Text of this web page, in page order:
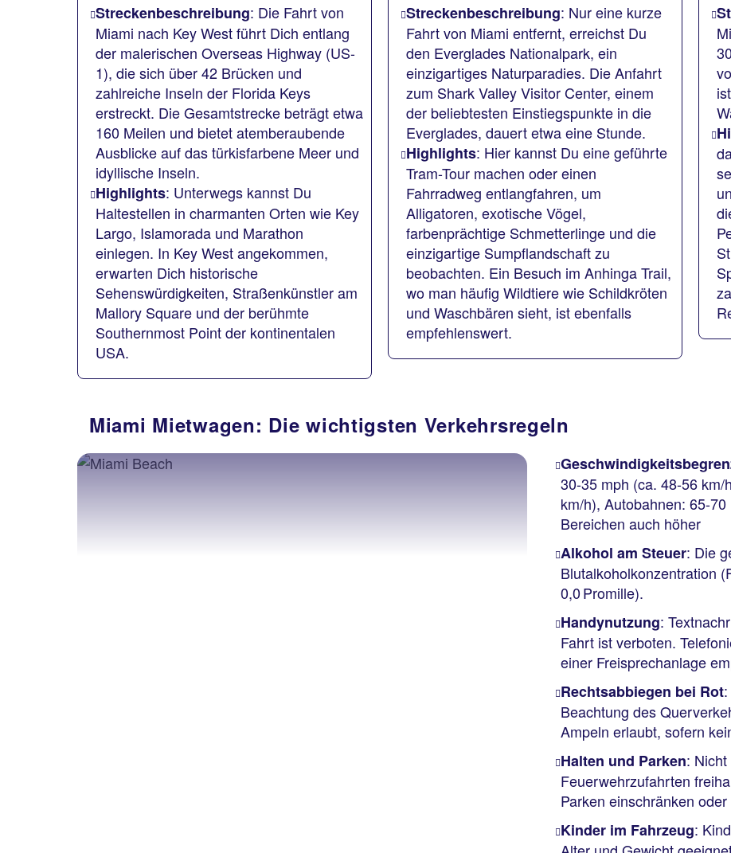
Streckenbeschreibung: Die Fahrt von
Miami nach Key West führt Dich entlang
der malerischen Overseas Highway (US-
1), die sich über 42 Brücken und
zahlreiche Inseln der Florida Keys
erstreckt. Die Gesamtstrecke beträgt etwa
160 Meilen und bietet atemberaubende
Ausblicke auf das türkisfarbene Meer und
idyllische Inseln.
Highlights: Unterwegs kannst Du
Haltestellen in charmanten Orten wie Key
Largo, Islamorada und Marathon
einlegen. In Key West angekommen,
erwarten Dich historische
Sehenswürdigkeiten, Straßenkünstler am
Mallory Square und der berühmte
Southernmost Point der kontinentalen
USA.
Streckenbeschreibung: Nur eine kurze
Fahrt von Miami entfernt, erreichst Du
den Everglades Nationalpark, ein
einzigartiges Naturparadies. Die Anfahrt
zum Shark Valley Visitor Center, einem
der beliebtesten Einstiegspunkte in die
Everglades, dauert etwa eine Stunde.
Highlights: Hier kannst Du eine geführte
Tram-Tour machen oder einen
Fahrradweg entlangfahren, um
Alligatoren, exotische Vögel,
farbenprächtige Schmetterlinge und die
einzigartige Sumpflandschaft zu
beobachten. Ein Besuch im Anhinga Trail,
wo man häufig Wildtiere wie Schildkröten
und Waschbären sieht, ist ebenfalls
empfehlenswert.
Miami Mietwagen: Die wichtigsten Verkehrsregeln
30-35 mph (ca. 48-56
km/h), Autobahnen: 65-
Bereichen auch höher
Alkohol am Steuer: Die
Blutalkoholkonzentration
0,0 Promille).
Handynutzung:
Fahrt ist verboten.
einer Freisprechanlage
Rechtsabbiegen bei Rot
Beachtung des
Ampeln erlaubt, sofern
Halten und Parken:
Feuerwehrzufahrten
Parken einschränken
Kinder im Fahrzeug: